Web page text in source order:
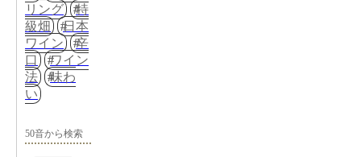
リング
特
級畑
日本
ワイン
辛
口
ワイン
法
味わ
い
50音から検索